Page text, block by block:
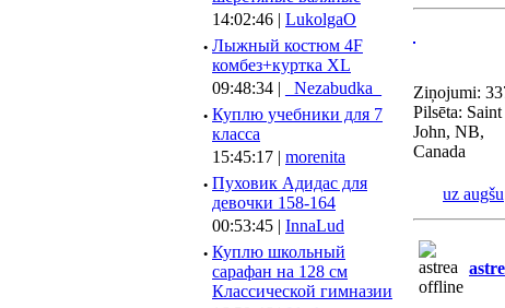
14:02:46 | LukolgaO
· Лыжный костюм 4F
комбез+куртка XL
09:48:34 |
_Nezabudka_
· Куплю учебники для 7
класса
15:45:17 | morenita
· Пуховик Адидас для
девочки 158-164
00:53:45 | InnaLud
· Куплю школьный
сарафан на 128 см
Классической гимназии
Ziņojumi:
Pilsēta: Saint
John, NB,
Canada
uz augšu